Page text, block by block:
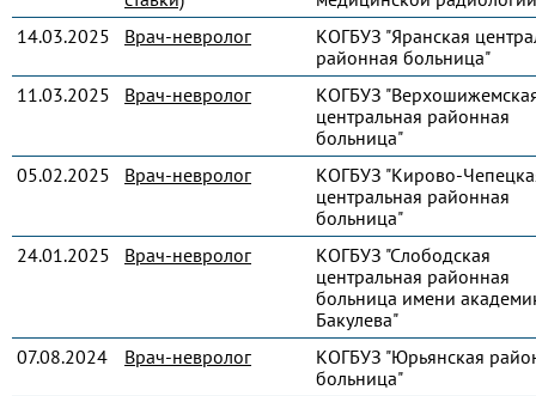
14.03.2025
Врач-невролог
КОГБУЗ "Яранская
районная больница"
11.03.2025
Врач-невролог
КОГБУЗ
центральная районная
больница"
05.02.2025
Врач-невролог
КОГБУЗ "Кирово-
центральная районная
больница"
24.01.2025
Врач-невролог
КОГБУЗ "Слободская
центральная районная
больница имени
Бакулева"
07.08.2024
Врач-невролог
КОГБУЗ "Юрьянская
больница"